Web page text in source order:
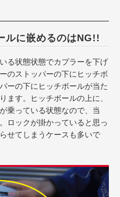
ルに嵌めるのはNG!!
る状態状態でカプラーを下げ
のストッパーの下にヒッチボ
ーの下にヒッチボールが当た
ます。ヒッチボールの上に、
乗っている状態なので、当
ロックが掛かっていると思っ
せてしまうケースも多いで